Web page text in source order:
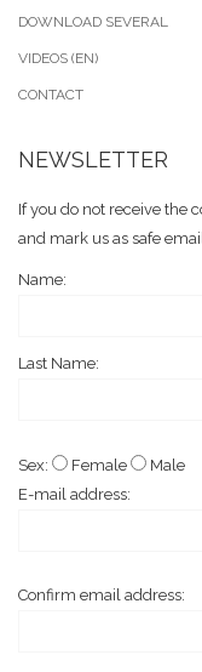
DOWNLOAD SEVERAL
VIDEOS (EN)
CONTACT
NEWSLETTER
If you do not receive the
and mark us as safe
Name:
Last Name:
Sex: Female
Male
E-mail address:
Confirm email address: